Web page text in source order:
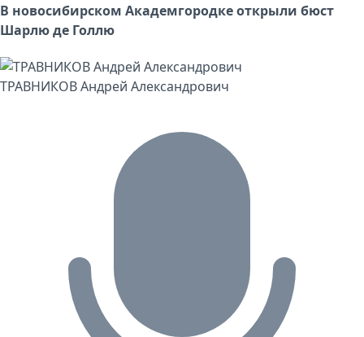
В новосибирском Академгородке открыли бюст
Шарлю де Голлю
ТРАВНИКОВ Андрей Александрович